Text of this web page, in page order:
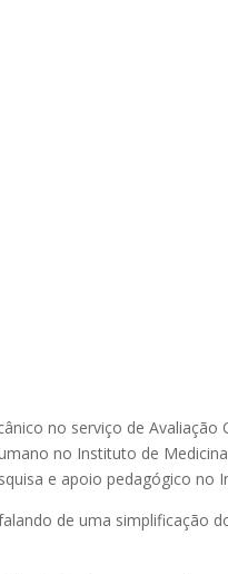
no serviço de
no Instituto de
e apoio pedagógico no
de uma simplificação